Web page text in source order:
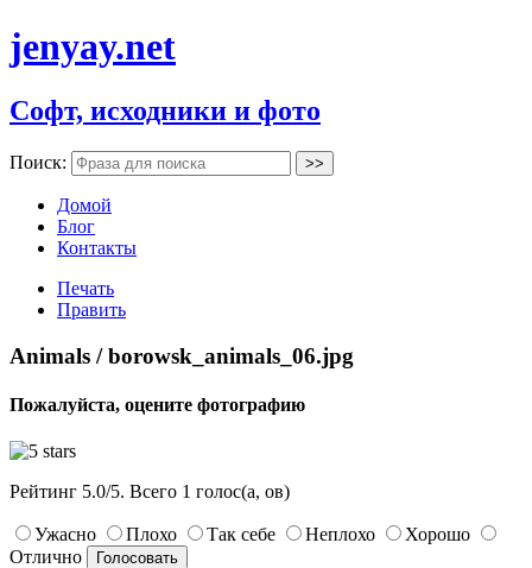
jenyay.net
Софт, исходники и фото
Поиск:
Домой
Блог
Контакты
Печать
Править
Animals / borowsk_animals_06.jpg
Пожалуйста, оцените фотографию
Рейтинг 5.0/5. Всего 1 голос(а, ов)
Ужасно Плохо Так себе Неплохо
Хорошо
Отлично